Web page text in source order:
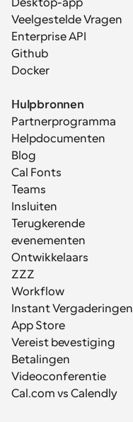
Desktop-app
Veelgestelde Vragen
Enterprise API
Github
Docker
Hulpbronnen
Partnerprogramma
Helpdocumenten
Blog
Cal Fonts
Teams
Insluiten
Terugkerende
evenementen
Ontwikkelaars
ZZZ
Workflow
Instant Vergaderingen
App Store
Vereist bevestiging
Betalingen
Videoconferentie
Cal.com vs Calendly